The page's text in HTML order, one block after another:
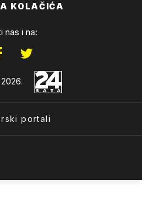
KOLAČIĆA
nas i na:
portali